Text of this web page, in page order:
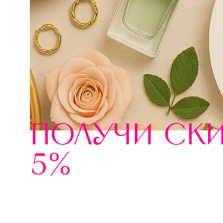
получи
5%